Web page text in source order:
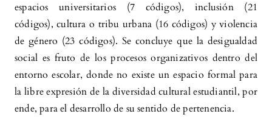
espacios universitarios (7 códigos), inclusión (21
códigos), cultura o tribu urbana (16 códigos) y violencia
de género (23 códigos). Se concluye que la desigualdad
social es fruto de los procesos organizativos dentro del
entorno escolar, donde no existe un espacio formal para
la libre expresión de la diversidad cultural estudiantil, por
ende, para el desarrollo de su sentido de pertenencia.